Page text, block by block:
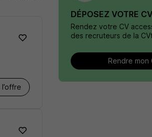
DÉPOSEZ VOTRE CV
Rendez votre CV
des recruteurs de la
Rendre mon